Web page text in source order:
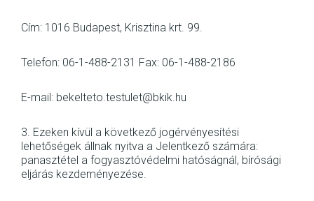
Cím: 1016 Budapest, Krisztina krt. 99.
Telefon: 06-1-488-2131 Fax: 06-1-488-2186
E-mail: bekelteto.testulet@bkik.hu
3. Ezeken kívül a következő jogérvényesítési
lehetőségek állnak nyitva a Jelentkező számára:
panasztétel a fogyasztóvédelmi hatóságnál, bírósági
eljárás kezdeményezése.